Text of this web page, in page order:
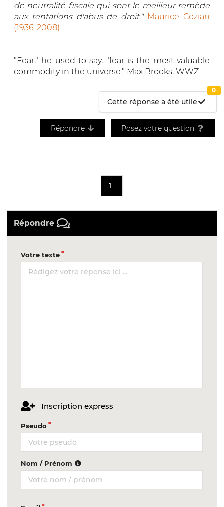
de neutralité fiscale qui sont le meilleur remède
aux tentations d'abus de droit." Maurice Cozian
(1936-2008)
"Fear," he used to say, "fear is the most valuable
commodity in the universe." Max Brooks, WWZ
Cette réponse a été utile
0
Répondre Posez votre question
1
Répondre
Votre texte
Inscription express
Pseudo
Nom / Prénom